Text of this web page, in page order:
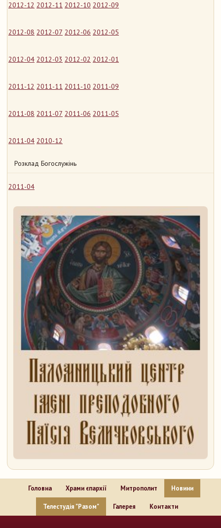
2012-12 2012-11 2012-10 2012-09
2012-08 2012-07 2012-06 2012-05
2012-04 2012-03 2012-02 2012-01
2011-12 2011-11 2011-10 2011-09
2011-08 2011-07 2011-06 2011-05
2011-04 2010-12
Розклад Богослужінь
2011-04
Головна Храми єпархії Митрополит Новини
Телестудія "Разом" Галерея Контакти